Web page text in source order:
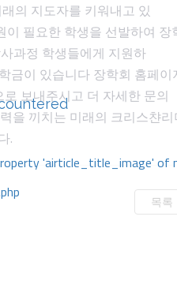
'airticle_title_image' of
의 지도자를 키워내고 있
이 필요한 학생을 선발하여 장
과정 학생들에게 지원하
금이 있습니다 장학회 홈페이
로 보내주시고 더 자세한 문의
을 끼치는 미래의 크리스챤리
.
목록